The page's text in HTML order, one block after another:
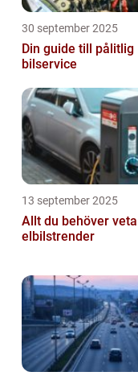
30 september 2025
Din guide till pålitlig
bilservice
13 september 2025
Allt du behöver
elbilstrender